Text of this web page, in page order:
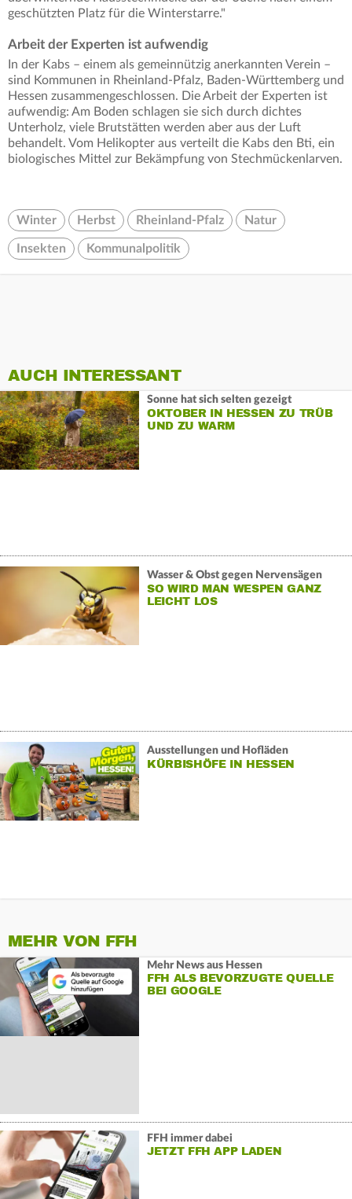
geschützten Platz für die Winterstarre."
Arbeit der Experten ist aufwendig
In der Kabs – einem als gemeinnützig anerkannten Verein –
sind Kommunen in Rheinland-Pfalz, Baden-Württemberg und
Hessen zusammengeschlossen. Die Arbeit der Experten ist
aufwendig: Am Boden schlagen sie sich durch dichtes
Unterholz, viele Brutstätten werden aber aus der Luft
behandelt. Vom Helikopter aus verteilt die Kabs den Bti, ein
biologisches Mittel zur Bekämpfung von Stechmückenlarven.
Winter Herbst Rheinland-Pfalz Natur
Insekten Kommunalpolitik
AUCH INTERESSANT
Sonne hat sich selten gezeigt
OKTOBER IN HESSEN ZU TRÜB
UND ZU WARM
Wasser & Obst gegen Nervensägen
SO WIRD MAN WESPEN GANZ
LEICHT LOS
Ausstellungen und Hofläden
KÜRBISHÖFE IN HESSEN
MEHR VON FFH
Mehr News aus Hessen
FFH ALS BEVORZUGTE QUELLE
BEI GOOGLE
FFH immer dabei
JETZT FFH APP LADEN